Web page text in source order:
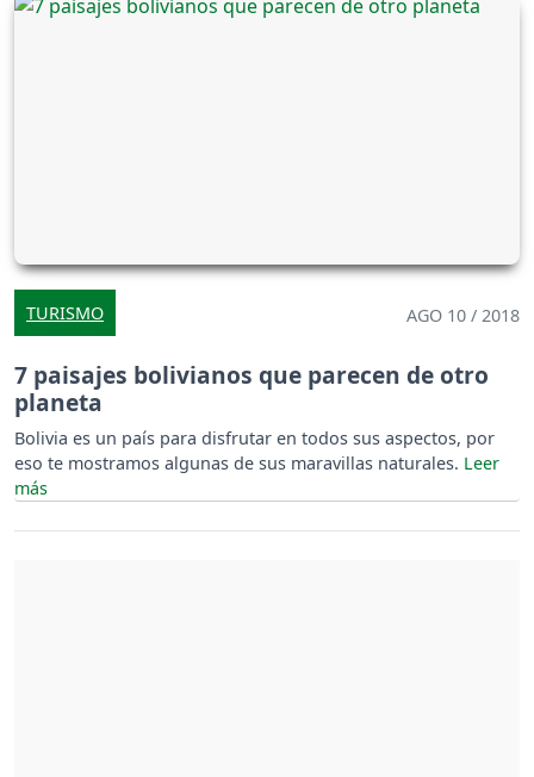
TURISMO AGO 10 / 2018
7 paisajes bolivianos que parecen de otro
planeta
Bolivia es un país para disfrutar en todos sus aspectos, por
eso te mostramos algunas de sus maravillas naturales.